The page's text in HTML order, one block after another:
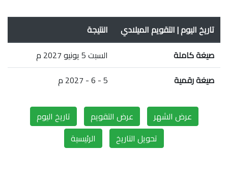
تاريخ اليوم | التقويم الميلادي
النتيجة
صيغة كاملة
السبت 5 يونيو 2027 م
صيغة رقمية
5 - 6 - 2027 م
عرض الشهر عرض التقويم
تاريخ اليوم
تحويل التاريخ
الرئيسية